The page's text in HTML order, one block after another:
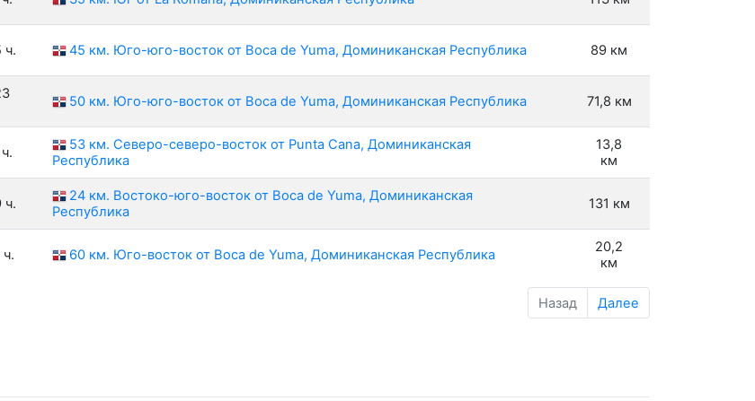
ч. 45 км. Юго-юго-восток от Boca de Yuma, Доминиканская Республика 89 км
50 км. Юго-юго-восток от Boca de Yuma, Доминиканская Республика 71,8 км
53 км. Северо-северо-восток от Punta Cana, Доминиканская
Республика
13,8
км
ч.
24 км. Востоко-юго-восток от Boca de Yuma, Доминиканская
Республика
131 км
60 км. Юго-восток от Boca de Yuma, Доминиканская Республика
20,2
км
Назад Далее